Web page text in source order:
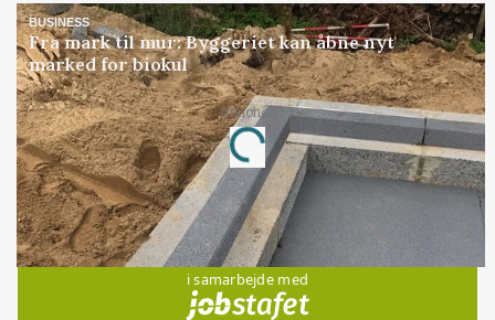
BUSINESS
Fra mark til mur: Byggeriet kan åbne nyt
marked for biokul
Annonce
Loading...
Jobs
i samarbejde med